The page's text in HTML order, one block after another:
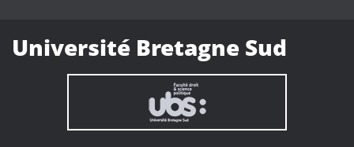
Université Bretagne Sud